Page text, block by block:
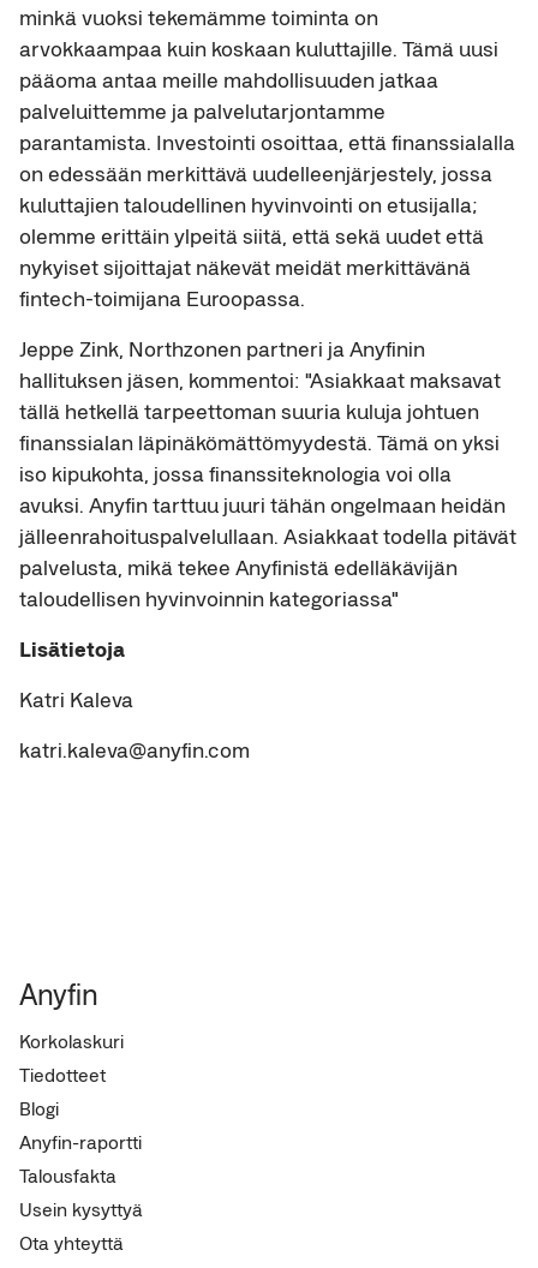
minkä vuoksi tekemämme toiminta on
arvokkaampaa kuin koskaan kuluttajille. Tämä uusi
pääoma antaa meille mahdollisuuden jatkaa
palveluittemme ja palvelutarjontamme
parantamista. Investointi osoittaa, että finanssialalla
on edessään merkittävä uudelleenjärjestely, jossa
kuluttajien taloudellinen hyvinvointi on etusijalla;
olemme erittäin ylpeitä siitä, että sekä uudet että
nykyiset sijoittajat näkevät meidät merkittävänä
fintech-toimijana Euroopassa.
Jeppe Zink, Northzonen partneri ja Anyfinin
hallituksen jäsen, kommentoi: "Asiakkaat maksavat
tällä hetkellä tarpeettoman suuria kuluja johtuen
finanssialan läpinäkömättömyydestä. Tämä on yksi
iso kipukohta, jossa finanssiteknologia voi olla
avuksi. Anyfin tarttuu juuri tähän ongelmaan heidän
jälleenrahoituspalvelullaan. Asiakkaat todella pitävät
palvelusta, mikä tekee Anyfinistä edelläkävijän
taloudellisen hyvinvoinnin kategoriassa"
Lisätietoja
Katri Kaleva
katri.kaleva@anyfin.com
Anyfin
Korkolaskuri
Tiedotteet
Blogi
Anyfin-raportti
Talousfakta
Usein kysyttyä
Ota yhteyttä